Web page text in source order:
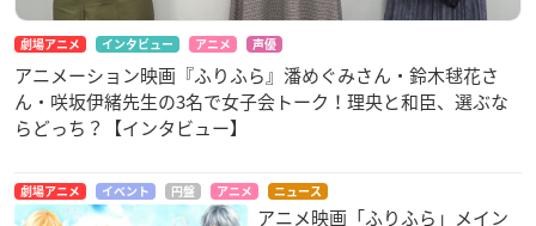
劇場アニメ インタビュー アニメ 声優
アニメーション映画『ふりふら』潘めぐみさん・鈴木毬花さ
ん・咲坂伊緒先生の3名で女子会トーク！理央と和臣、選ぶな
らどっち？【インタビュー】
劇場アニメ イベント 円盤 アニメ ニュース
アニメ映画「ふりふら」メイン